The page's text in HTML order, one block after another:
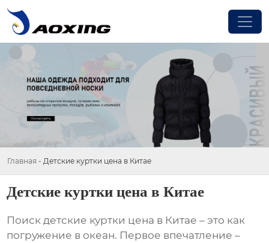
Главная - Детские куртки цена в Китае
Детские куртки цена в Китае
Поискдетские куртки цена в Китае – это как
погружение в океан. Первое впечатление –